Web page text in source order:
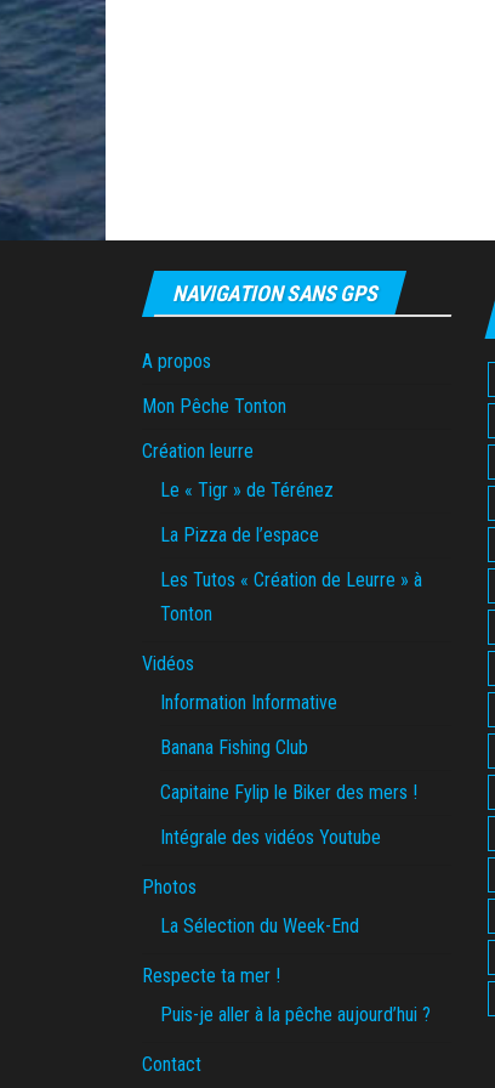
NAVIGATION SANS GPS
A propos
Mon Pêche Tonton
Création leurre
Le « Tigr » de Térénez
La Pizza de l’espace
Les Tutos « Création de Leurre » à
Tonton
Vidéos
Information Informative
Banana Fishing Club
Capitaine Fylip le Biker des mers !
Intégrale des vidéos Youtube
Photos
La Sélection du Week-End
Respecte ta mer !
Puis-je aller à la pêche aujourd’hui ?
Contact